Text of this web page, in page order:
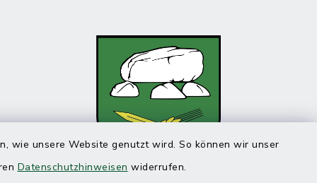
wie unsere Website genutzt wird. So können wir unser
Datenschutzhinweisen widerrufen.